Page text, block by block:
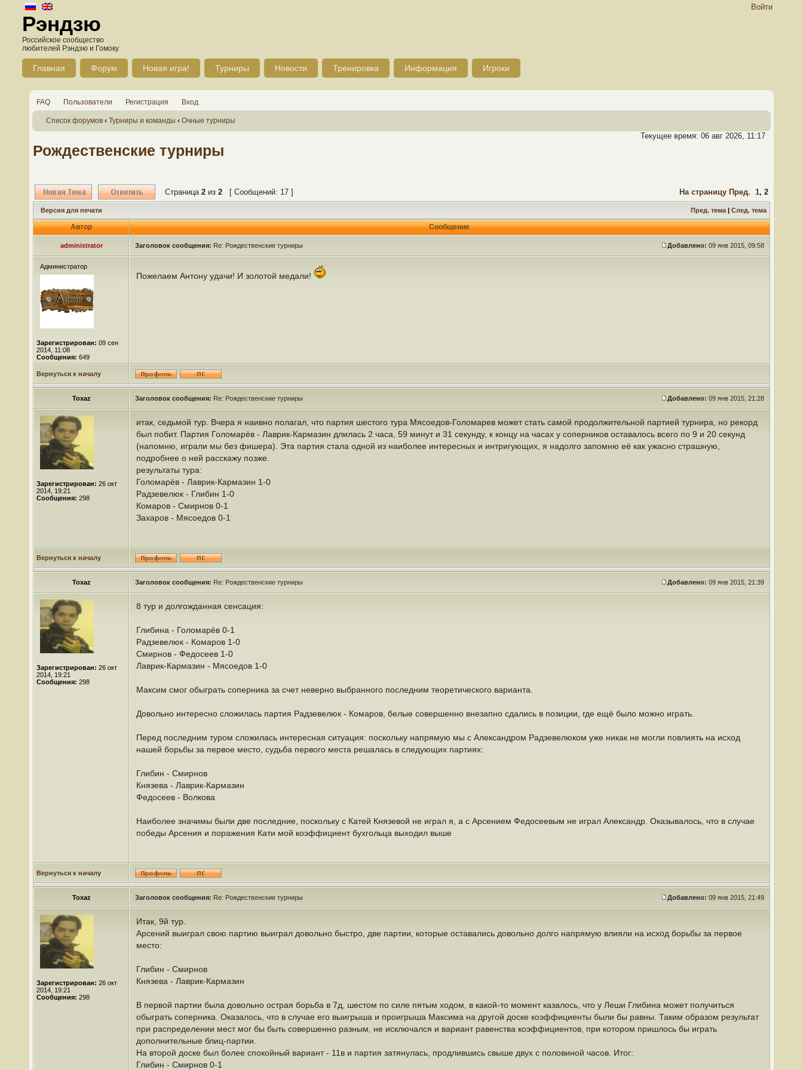
Войти
Рэндзю
Российское сообщество
любителей Рэндзю и Гомоку
Главная Форум Новая игра! Турниры Новости Тренировка Информация Игроки
FAQ Пользователи Регистрация Вход
Список форумов ‹ Турниры и команды ‹ Очные турниры
Текущее время: 06 авг 2026, 11:17
Рождественские турниры
Страница 2 из 2 [ Сообщений: 17 ] На страницу Пред. 1, 2
Версия для печати Пред. тема | След. тема
Автор Сообщение
administrator Заголовок сообщения: Re: Рождественские турниры Добавлено: 09 янв 2015, 09:58
Администратор
Зарегистрирован: 09 сен
2014, 11:08
Сообщения: 649
Пожелаем Антону удачи! И золотой медали!
Вернуться к началу
Toxaz Заголовок сообщения: Re: Рождественские турниры Добавлено: 09 янв 2015, 21:28
Зарегистрирован: 26 окт
2014, 19:21
Сообщения: 298
итак, седьмой тур. Вчера я наивно полагал, что партия шестого тура Мясоедов-Голомарев может стать самой продолжительной партией турнира, но рекорд
был побит. Партия Голомарёв - Лаврик-Кармазин длилась 2 часа, 59 минут и 31 секунду, к концу на часах у соперников оставалось всего по 9 и 20 секунд
(напомню, играли мы без фишера). Эта партия стала одной из наиболее интересных и интригующих, я надолго запомню её как ужасно страшную,
подробнее о ней расскажу позже.
результаты тура:
Голомарёв - Лаврик-Кармазин 1-0
Радзевелюк - Глибин 1-0
Комаров - Смирнов 0-1
Захаров - Мясоедов 0-1
Вернуться к началу
Toxaz Заголовок сообщения: Re: Рождественские турниры Добавлено: 09 янв 2015, 21:39
Зарегистрирован: 26 окт
2014, 19:21
Сообщения: 298
8 тур и долгожданная сенсация:
Глибина - Голомарёв 0-1
Радзевелюк - Комаров 1-0
Смирнов - Федосеев 1-0
Лаврик-Кармазин - Мясоедов 1-0
Максим смог обыграть соперника за счет неверно выбранного последним теоретического варианта.
Довольно интересно сложилась партия Радзевелюк - Комаров, белые совершенно внезапно сдались в позиции, где ещё было можно играть.
Перед последним туром сложилась интересная ситуация: поскольку напрямую мы с Александром Радзевелюком уже никак не могли повлиять на исход
нашей борьбы за первое место, судьба первого места решалась в следующих партиях:
Глибин - Смирнов
Князева - Лаврик-Кармазин
Федосеев - Волкова
Наиболее значимы были две последние, поскольку с Катей Князевой не играл я, а с Арсением Федосеевым не играл Александр. Оказывалось, что в случае
победы Арсения и поражения Кати мой коэффициент бухгольца выходил выше
Вернуться к началу
Toxaz Заголовок сообщения: Re: Рождественские турниры Добавлено: 09 янв 2015, 21:49
Зарегистрирован: 26 окт
2014, 19:21
Сообщения: 298
Итак, 9й тур.
Арсений выиграл свою партию выиграл довольно быстро, две партии, которые оставались довольно долго напрямую влияли на исход борьбы за первое
место:
Глибин - Смирнов
Князева - Лаврик-Кармазин
В первой партии была довольно острая борьба в 7д, шестом по силе пятым ходом, в какой-то момент казалось, что у Леши Глибина может получиться
обыграть соперника. Оказалось, что в случае его выигрыша и проигрыша Максима на другой доске коэффициенты были бы равны. Таким образом результат
при распределении мест мог бы быть совершенно разным, не исключался и вариант равенства коэффициентов, при котором пришлось бы играть
дополнительные блиц-партии.
На второй доске был более спокойный вариант - 11в и партия затянулась, продлившись свыше двух с половиной часов. Итог:
Глибин - Смирнов 0-1